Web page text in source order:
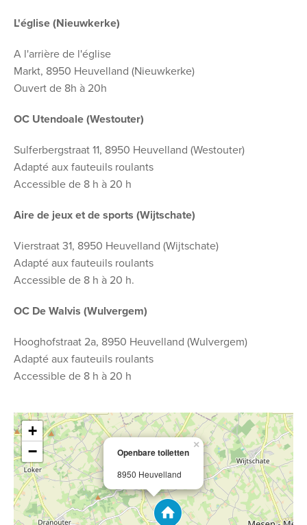
L'église (Nieuwkerke)
A l'arrière de l'église
Markt, 8950 Heuvelland (Nieuwkerke)
Ouvert de 8h à 20h
OC Utendoale (Westouter)
Sulferbergstraat 11, 8950 Heuvelland (Westouter)
Adapté aux fauteuils roulants
Accessible de 8 h à 20 h
Aire de jeux et de sports (Wijtschate)
Vierstraat 31, 8950 Heuvelland (Wijtschate)
Adapté aux fauteuils roulants
Accessible de 8 h à 20 h.
OC De Walvis (Wulvergem)
Hooghofstraat 2a, 8950 Heuvelland (Wulvergem)
Adapté aux fauteuils roulants
Accessible de 8 h à 20 h
Openbare toiletten
8950 Heuvelland
×
+
−